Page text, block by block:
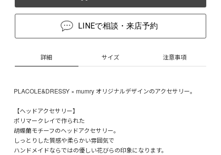
LINEで相談・来店予約
詳細 サイズ 注意事項
PLACOLE&DRESSY × mumry オリジナルデザインのアクセサリー。
【ヘッドアクセサリー】
ポリマークレイで作られた
胡蝶蘭モチーフのヘッドアクセサリー。
しっとりした質感や柔らかい雰囲気で
ハンドメイドならではの優しい花びらの印象になります。